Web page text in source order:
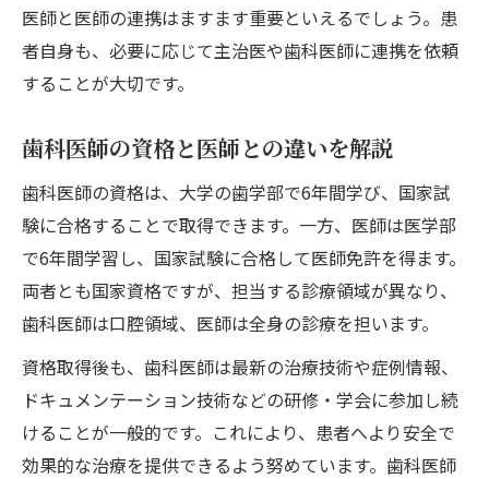
医師と医師の連携はますます重要といえるでしょう。患
者自身も、必要に応じて主治医や歯科医師に連携を依頼
することが大切です。
歯科医師の資格と医師との違いを解説
歯科医師の資格は、大学の歯学部で6年間学び、国家試
験に合格することで取得できます。一方、医師は医学部
で6年間学習し、国家試験に合格して医師免許を得ます。
両者とも国家資格ですが、担当する診療領域が異なり、
歯科医師は口腔領域、医師は全身の診療を担います。
資格取得後も、歯科医師は最新の治療技術や症例情報、
ドキュメンテーション技術などの研修・学会に参加し続
けることが一般的です。これにより、患者へより安全で
効果的な治療を提供できるよう努めています。歯科医師